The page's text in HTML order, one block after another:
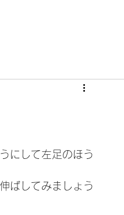
にして左足のほう
ばしてみましょう